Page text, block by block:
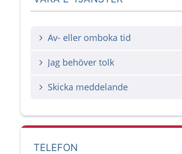
Av- eller omboka tid
Jag behöver tolk
Skicka meddelande
TELEFON